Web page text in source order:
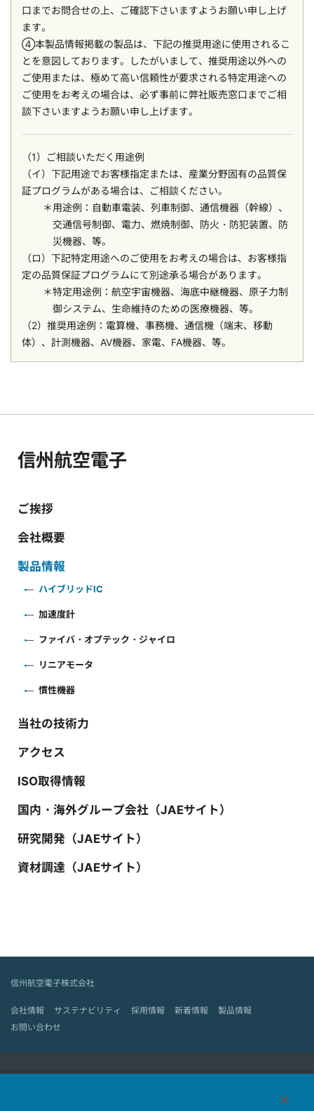
口までお問合せの上、ご確認下さいますようお願い申し上げ
ます。
④本製品情報掲載の製品は、下記の推奨用途に使用されるこ
とを意図しております。したがいまして、推奨用途以外への
ご使用または、極めて高い信頼性が要求される特定用途への
ご使用をお考えの場合は、必ず事前に弊社販売窓口までご相
談下さいますようお願い申し上げます。
（1）ご相談いただく用途例
（イ）下記用途でお客様指定または、産業分野固有の品質保
証プログラムがある場合は、ご相談ください。
用途例：自動車電装、列車制御、通信機器（幹線）、
交通信号制御、電力、燃焼制御、防火・防犯装置、防
災機器、等。
（ロ）下記特定用途へのご使用をお考えの場合は、お客様指
定の品質保証プログラムにて別途承る場合があります。
特定用途例：航空宇宙機器、海底中継機器、原子力制
御システム、生命維持のための医療機器、等。
（2）推奨用途例：電算機、事務機、通信機（端末、移動
体）、計測機器、AV機器、家電、FA機器、等。
信州航空電子
ご挨拶
会社概要
製品情報
ハイブリッドIC
加速度計
ファイバ・オプテック・ジャイロ
リニアモータ
慣性機器
当社の技術力
アクセス
ISO取得情報
国内・海外グループ会社（JAEサイト）
研究開発（JAEサイト）
資材調達（JAEサイト）
信州航空電子株式会社
会社情報 サステナビリティ 採用情報 新着情報
製品情報
お問い合わせ